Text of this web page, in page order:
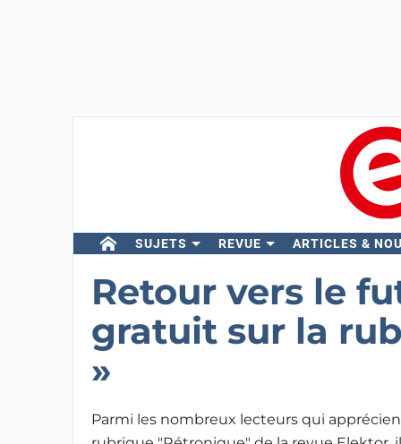
SUJETS REVUE ARTICLES &
Retour vers le
gratuit sur la
»
Parmi les nombreux lecteurs qui